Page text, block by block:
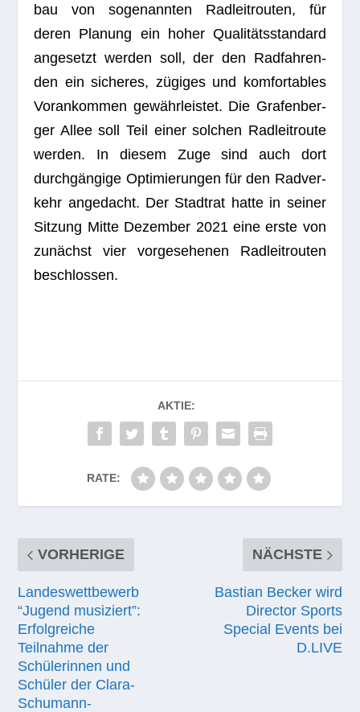
bau von soge­nann­ten Rad­leit­rou­ten, für
deren Pla­nung ein hoher Qua­li­täts­stan­dard
ange­setzt wer­den soll, der den Rad­fah­ren­
den ein siche­res, zügi­ges und kom­for­ta­bles
Vor­an­kom­men gewähr­leis­tet. Die Gra­fen­ber­
ger Allee soll Teil einer sol­chen Rad­leit­route
wer­den. In die­sem Zuge sind auch dort
durch­gän­gige Opti­mie­run­gen für den Rad­ver­
kehr ange­dacht. Der Stadt­rat hatte in sei­ner
Sit­zung Mitte Dezem­ber 2021 eine erste von
zunächst vier vor­ge­se­he­nen Rad­leit­rou­ten
beschlossen.
AKTIE:
RATE:
VORHERIGE
Landeswettbewerb
“Jugend musiziert”:
Erfolgreiche
Teilnahme der
Schülerinnen und
Schüler der Clara-
Schumann-
NÄCHSTE
Bastian Becker wird
Director Sports
Special Events bei
D.LIVE